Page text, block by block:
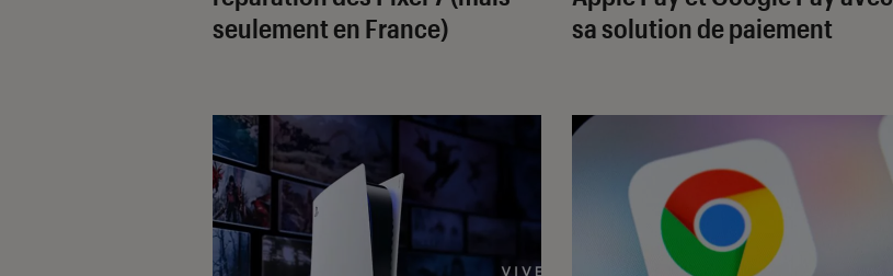
seulement en France)
sa solution de paiement